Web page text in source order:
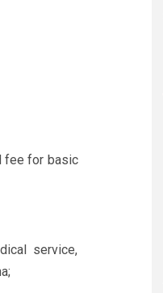
fee for basic
service,